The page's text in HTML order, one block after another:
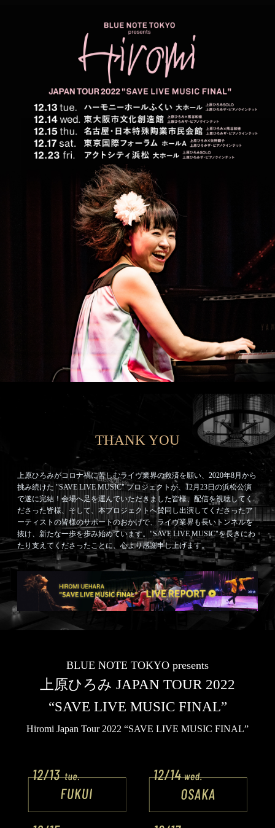
THANK YOU
上原ひろみがコロナ禍に苦しむライヴ業界の救済を願い、2020年8月から
挑み続けた "SAVE LIVE MUSIC" プロジェクトが、12月23日の浜松公演
で遂に完結！会場へ足を運んでいただきました皆様、配信を視聴してく
ださった皆様、そして、本プロジェクトへ賛同し出演してくださったア
ーティストの皆様のサポートのおかげで、ライヴ業界も長いトンネルを
抜け、新たな一歩を歩み始めています。"SAVE LIVE MUSIC"を長きにわ
たり支えてくださったことに、心より感謝申し上げます。
BLUE NOTE TOKYO presents
上原ひろみ JAPAN TOUR 2022
“SAVE LIVE MUSIC FINAL”
Hiromi Japan Tour 2022 “SAVE LIVE MUSIC FINAL”